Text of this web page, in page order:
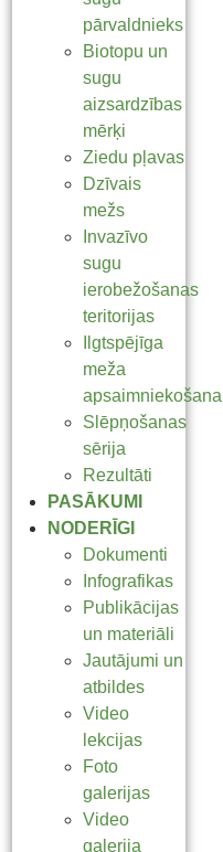
pārvaldnieks
Biotopu un
sugu
aizsardzības
mērķi
Ziedu pļavas
Dzīvais
mežs
Invazīvo
sugu
ierobežošanas
teritorijas
Ilgtspējīga
meža
apsaimniekošana
Slēpņošanas
sērija
Rezultāti
PASĀKUMI
NODERĪGI
Dokumenti
Infografikas
Publikācijas
un materiāli
Jautājumi un
atbildes
Video
lekcijas
Foto
galerijas
Video
galerija